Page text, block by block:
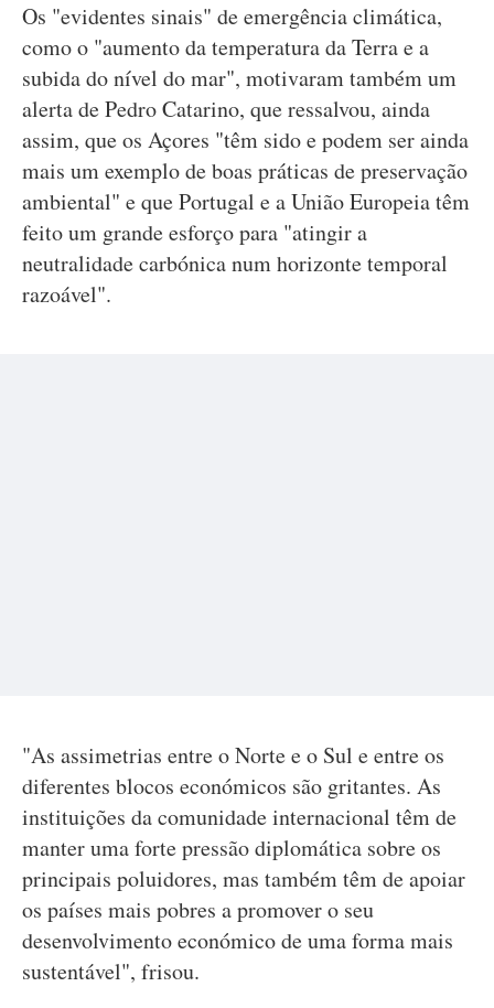
Os "evidentes sinais" de emergência climática,
como o "aumento da temperatura da Terra e a
subida do nível do mar", motivaram também um
alerta de Pedro Catarino, que ressalvou, ainda
assim, que os Açores "têm sido e podem ser ainda
mais um exemplo de boas práticas de preservação
ambiental" e que Portugal e a União Europeia têm
feito um grande esforço para "atingir a
neutralidade carbónica num horizonte temporal
razoável".
"As assimetrias entre o Norte e o Sul e entre os
diferentes blocos económicos são gritantes. As
instituições da comunidade internacional têm de
manter uma forte pressão diplomática sobre os
principais poluidores, mas também têm de apoiar
os países mais pobres a promover o seu
desenvolvimento económico de uma forma mais
sustentável", frisou.